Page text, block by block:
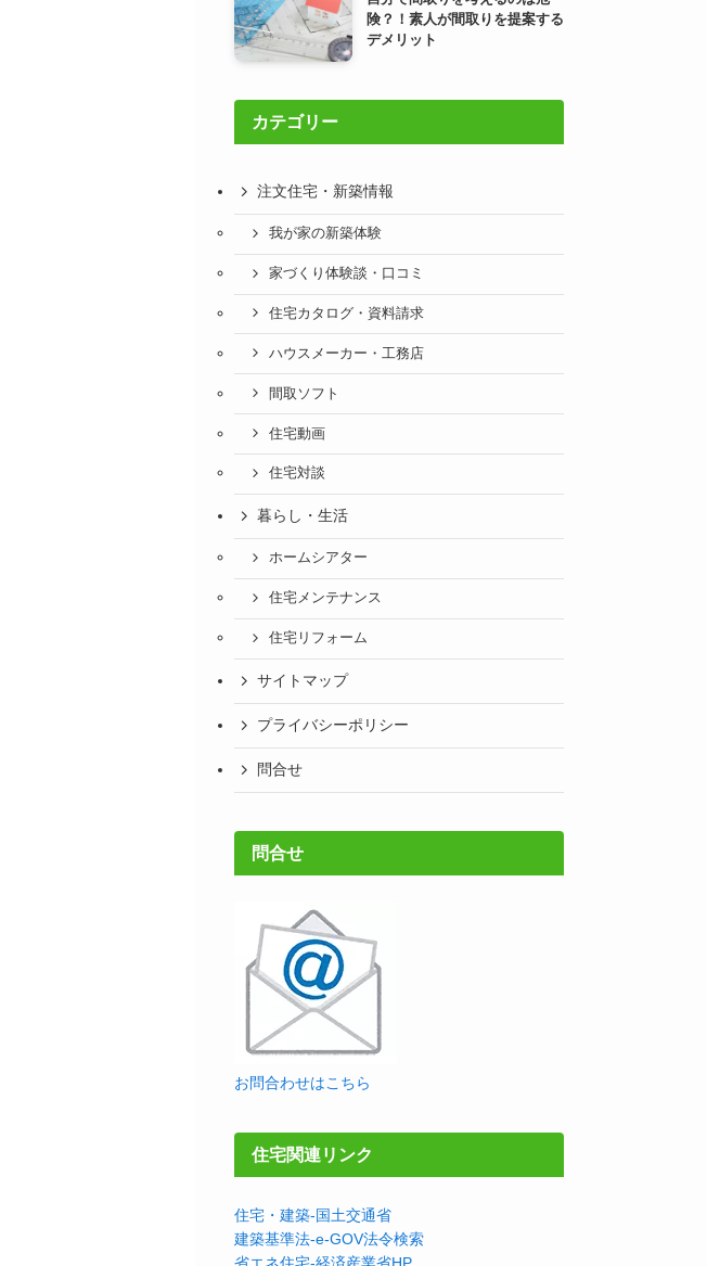
険？！素人が間取りを提案する
デメリット
カテゴリー
注文住宅・新築情報
我が家の新築体験
家づくり体験談・口コミ
住宅カタログ・資料請求
ハウスメーカー・工務店
間取ソフト
住宅動画
住宅対談
暮らし・生活
ホームシアター
住宅メンテナンス
住宅リフォーム
サイトマップ
プライバシーポリシー
問合せ
問合せ
お問合わせはこちら
住宅関連リンク
住宅・建築-国土交通省
建築基準法-e-GOV法令検索
省エネ住宅-経済産業省HP